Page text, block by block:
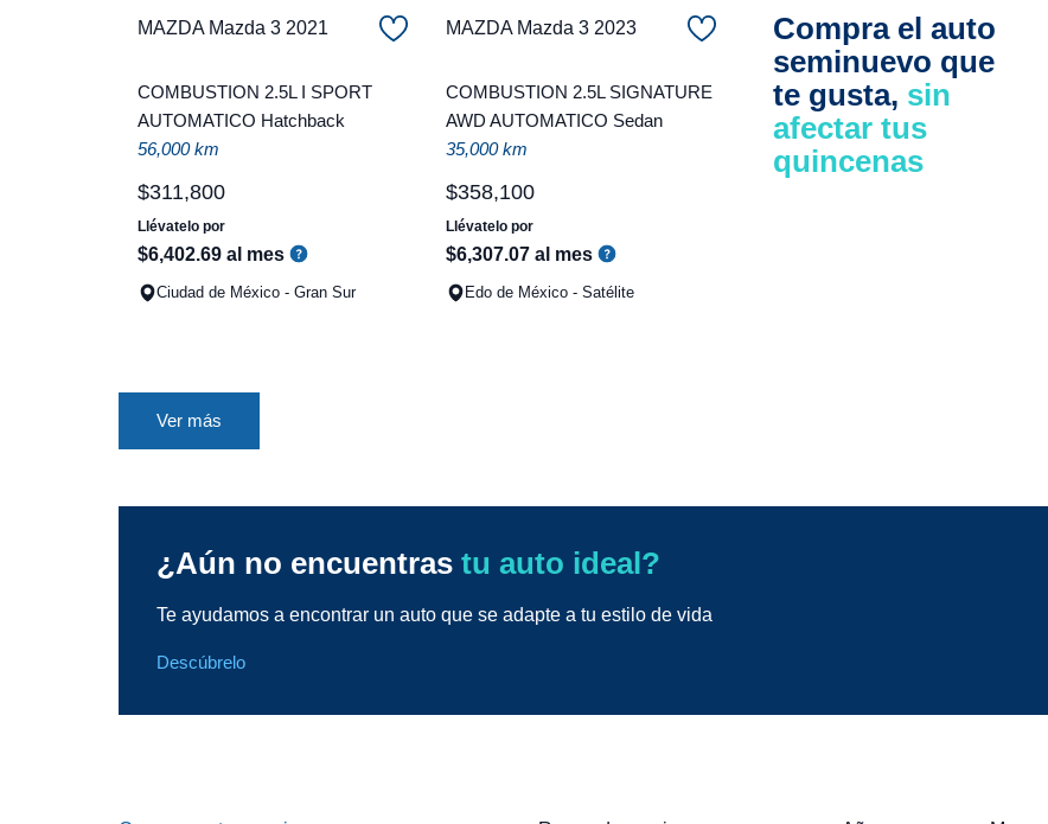
MAZDA Mazda 3 2021
COMBUSTION 2.5L I SPORT
AUTOMATICO Hatchback
56,000 km
$311,800
Llévatelo por
$6,402.69 al mes
Ciudad de México - Gran Sur
MAZDA Mazda 3 2023
COMBUSTION 2.5L SIGNATURE
AWD AUTOMATICO Sedan
35,000 km
$358,100
Llévatelo por
$6,307.07 al mes
Edo de México - Satélite
Compra el auto
seminuevo que
te gusta, sin
afectar tus
quincenas
Ver más
¿Aún no encuentras tu auto ideal?
Te ayudamos a encontrar un auto que se adapte a tu estilo de vida
Descúbrelo